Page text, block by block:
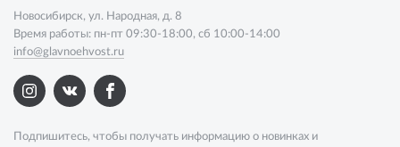
Новосибирск, ул. Народная, д. 8
Время работы: пн-пт 09:30-18:00, сб 10:00-14:00
info@glavnoehvost.ru
Подпишитесь, чтобы получать информацию о новинках и